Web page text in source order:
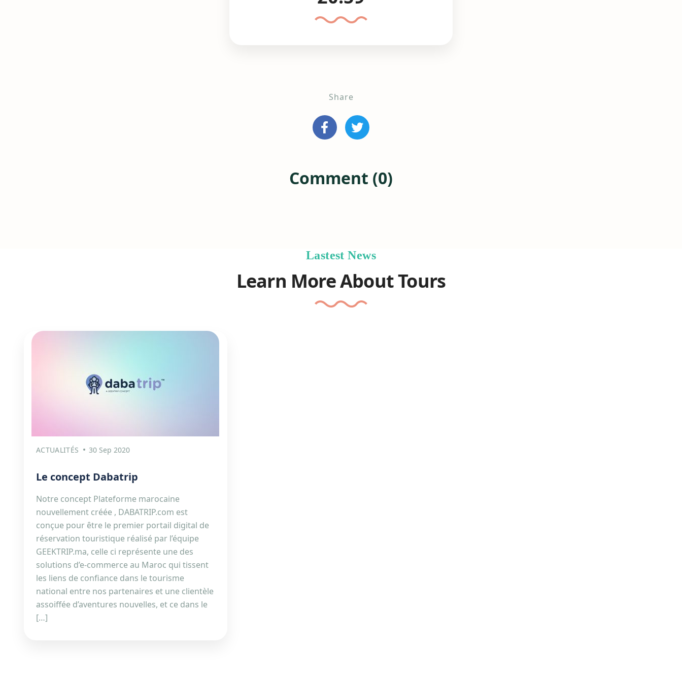
Share
Comment (0)
Lastest News
Learn More About Tours
ACTUALITÉS 30 Sep 2020
Le concept Dabatrip
Notre concept Plateforme marocaine
nouvellement créée , DABATRIP.com est
conçue pour être le premier portail digital de
réservation touristique réalisé par l’équipe
GEEKTRIP.ma, celle ci représente une des
solutions d’e-commerce au Maroc qui tissent
les liens de confiance dans le tourisme
national entre nos partenaires et une clientèle
assoiffée d’aventures nouvelles, et ce dans le
[…]